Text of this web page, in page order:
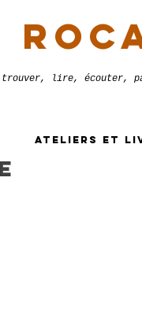
trouver, lire, écouter,
ATELIERS ET